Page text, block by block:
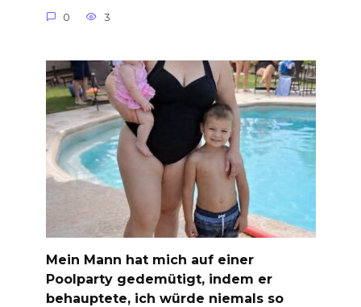
0 3
Mein Mann hat mich auf einer
Poolparty gedemütigt, indem er
behauptete, ich würde niemals so